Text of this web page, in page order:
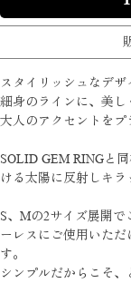
スタイリッシュなデザ
細身のラインに、美
大人のアクセントをプ
SOLID GEM RINGと
ける太陽に反射しキラ
S、Mの2サイズ展開
ーレスにご使用いた
す。
シンプルだからこそ、